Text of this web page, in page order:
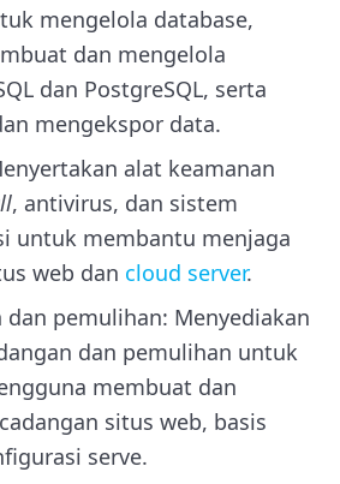
mengelola database,
dan mengelola
dan PostgreSQL, serta
mengekspor data.
alat keamanan
, antivirus, dan sistem
untuk membantu menjaga
web dan cloud server.
dan pemulihan: Menyediakan
dan pemulihan untuk
membuat dan
situs web, basis
serve.